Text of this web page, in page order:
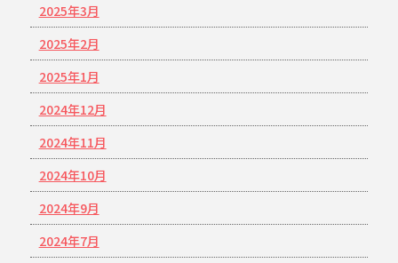
2025年3月
2025年2月
2025年1月
2024年12月
2024年11月
2024年10月
2024年9月
2024年7月